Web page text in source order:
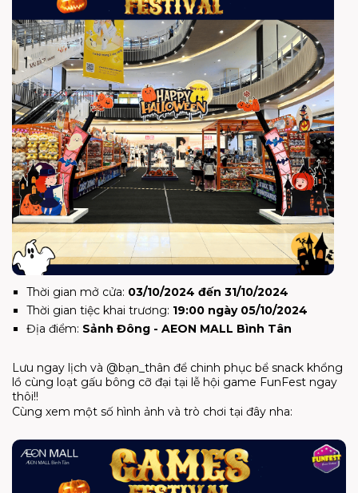
Thời gian mở cửa: 03/10/2024 đến 31/10/2024
Thời gian tiệc khai trương: 19:00 ngày 05/10/2024
Địa điểm: Sảnh Đông - AEON MALL Bình Tân
Lưu ngay lịch và @bạn_thân để chinh phục bể snack khổng
lồ cùng loạt gấu bông cỡ đại tại lễ hội game FunFest ngay
thôi!!
Cùng xem một số hình ảnh và trò chơi tại đây nha: